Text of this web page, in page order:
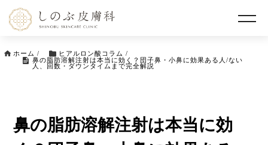
ホーム / ヒアルロン酸コラム /
鼻の脂肪溶解注射は本当に効く？団子鼻・小鼻に効果ある人/ない
人、回数・ダウンタイムまで完全解説
鼻の脂肪溶解注射は本当に効